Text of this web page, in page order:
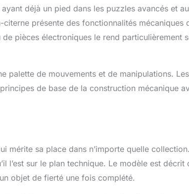
déjà un pied dans les puzzles avancés et
présente des fonctionnalités mécaniques
pièces électroniques le rend particulièrement
palette de mouvements et de manipulations.
de base de la construction mécanique
mérite sa place dans n’importe quelle
l’est sur le plan technique. Le modèle est décrit
objet de fierté une fois complété.